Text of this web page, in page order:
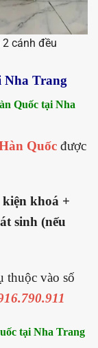
cánh đều
Nha Trang
Quốc tại Nha
Quốc được
khoá +
sinh (nếu
thuộc vào số
tại Nha Trang